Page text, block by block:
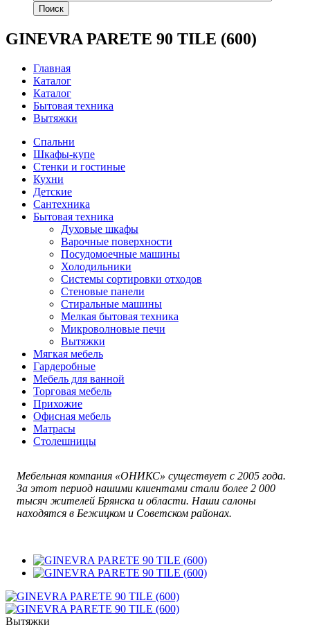
Поиск
GINEVRA PARETE 90 TILE (600)
Главная
Каталог
Каталог
Бытовая техника
Вытяжки
Спальни
Шкафы-купе
Стенки и гостиные
Кухни
Детские
Сантехника
Бытовая техника
Духовые шкафы
Варочные поверхности
Посудомоечные машины
Холодильники
Системы сортировки отходов
Стеновые панели
Стиральные машины
Мелкая бытовая техника
Микроволновые печи
Вытяжки
Мягкая мебель
Гардеробные
Мебель для ванной
Торговая мебель
Прихожие
Офисная мебель
Матрасы
Столешницы
Мебельная компания «ОНИКС» существует с 2005 года.
За этот период нашими клиентами стали более 2 000
тысяч жителей Брянска и области. Наши салоны
находятся в Бежицком и Советском районах.
Вытяжки